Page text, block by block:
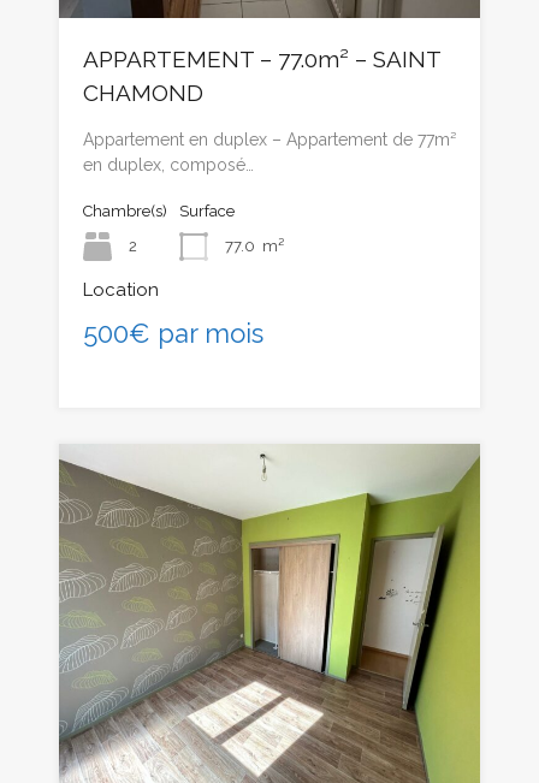
APPARTEMENT – 77.0m² – SAINT
CHAMOND
Appartement en duplex – Appartement de 77m²
en duplex, composé…
Chambre(s)
2
Surface
77.0 m²
Location
500€ par mois